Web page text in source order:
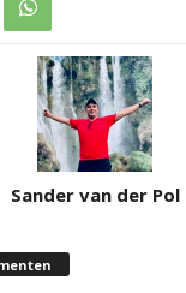
Sander van der Pol